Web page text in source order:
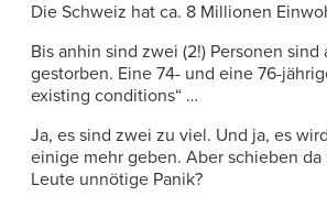
Die Schweiz hat ca. 8 Millionen
Bis anhin sind zwei (2!) Personen sind
gestorben. Eine 74- und eine 76-
existing conditions“ …
Ja, es sind zwei zu viel. Und ja, es
einige mehr geben. Aber schieben
Leute unnötige Panik?